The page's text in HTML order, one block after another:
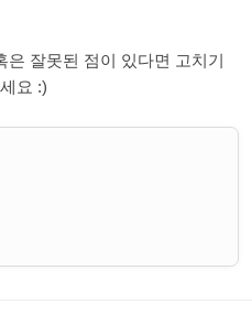
은 잘못된 점이 있다면 고치기
요 :)